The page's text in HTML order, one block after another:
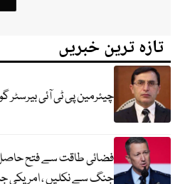
تازہ ترین خبریں
چیئرمین پی ٹی آئی بیرسٹر
فضائی طاقت سے فتح حاصل
جنگ سے نکلیں ، امریکی